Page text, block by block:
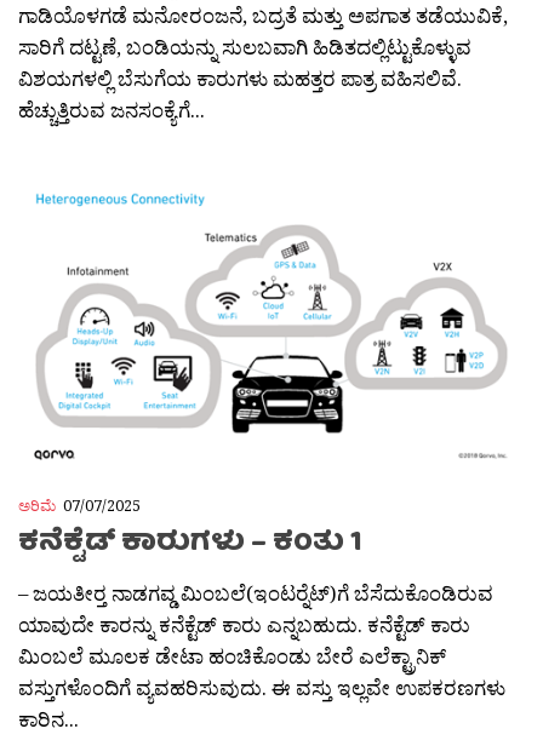
ಗಾಡಿಯೊಳಗಡೆ ಮನೋರಂಜನೆ, ಬದ್ರತೆ ಮತ್ತು ಅಪಗಾತ ತಡೆಯುವಿಕೆ,
ಸಾರಿಗೆ ದಟ್ಟಣೆ, ಬಂಡಿಯನ್ನು ಸುಲಬವಾಗಿ ಹಿಡಿತದಲ್ಲಿಟ್ಟುಕೊಳ್ಳುವ
ವಿಶಯಗಳಲ್ಲಿ ಬೆಸುಗೆಯ ಕಾರುಗಳು ಮಹತ್ತರ ಪಾತ್ರ ವಹಿಸಲಿವೆ.
ಹೆಚ್ಚುತ್ತಿರುವ ಜನಸಂಕ್ಯೆಗೆ...
ಅರಿಮೆ 07/07/2025
ಕನೆಕ್ಟೆಡ್ ಕಾರುಗಳು – ಕಂತು 1
– ಜಯತೀರ‍್ತ ನಾಡಗವ್ಡ ಮಿಂಬಲೆ(ಇಂಟರ‍್ನೆಟ್)ಗೆ ಬೆಸೆದುಕೊಂಡಿರುವ
ಯಾವುದೇ ಕಾರನ್ನು ಕನೆಕ್ಟೆಡ್ ಕಾರು ಎನ್ನಬಹುದು. ಕನೆಕ್ಟೆಡ್ ಕಾರು
ಮಿಂಬಲೆ ಮೂಲಕ ಡೇಟಾ ಹಂಚಿಕೊಂಡು ಬೇರೆ ಎಲೆಕ್ಟ್ರಾನಿಕ್
ವಸ್ತುಗಳೊಂದಿಗೆ ವ್ಯವಹರಿಸುವುದು. ಈ ವಸ್ತು ಇಲ್ಲವೇ ಉಪಕರಣಗಳು
ಕಾರಿನ...